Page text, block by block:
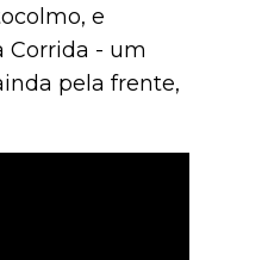
e
Corrida - um
pela frente,